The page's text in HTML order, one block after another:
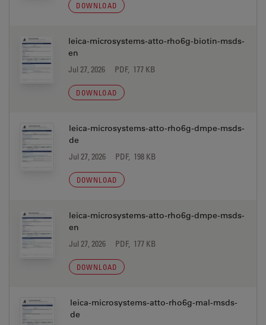
DOWNLOAD
leica-microsystems-atto-rho6g-biotin-msds-
en
Jul 27, 2026 PDF, 177 KB
DOWNLOAD
leica-microsystems-atto-rho6g-dmpe-msds-
de
Jul 27, 2026 PDF, 198 KB
DOWNLOAD
leica-microsystems-atto-rho6g-dmpe-msds-
en
Jul 27, 2026 PDF, 177 KB
DOWNLOAD
leica-microsystems-atto-rho6g-mal-msds-
de